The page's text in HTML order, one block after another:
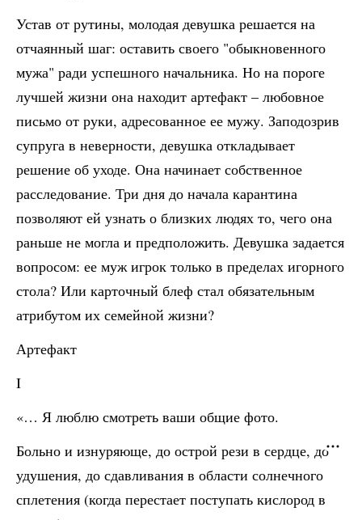
Устав от рутины, молодая девушка решается на
отчаянный шаг: оставить своего "обыкновенного
мужа" ради успешного начальника. Но на пороге
лучшей жизни она находит артефакт – любовное
письмо от руки, адресованное ее мужу. Заподозрив
супруга в неверности, девушка откладывает
решение об уходе. Она начинает собственное
расследование. Три дня до начала карантина
позволяют ей узнать о близких людях то, чего она
раньше не могла и предположить. Девушка задается
вопросом: ее муж игрок только в пределах игорного
стола? Или карточный блеф стал обязательным
атрибутом их семейной жизни?
Артефакт
I
«… Я люблю смотреть ваши общие фото.
Больно и изнуряюще, до острой рези в сердце, до
удушения, до сдавливания в области солнечного
сплетения (когда перестает поступать кислород в